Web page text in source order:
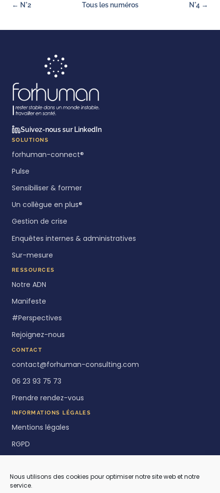
Nous utilisons des cookies pour optimiser notre site web et notre
service.
← N°2 Tous les numéros N°4 →
Suivez-nous sur LinkedIn
SOLUTIONS
forhuman-connect®
Pulse
Sensibiliser & former
Un collègue en plus®
Gestion de crise
Enquêtes internes & administratives
Sur-mesure
RESSOURCES
Notre ADN
Manifeste
#Perspectives
Rejoignez-nous
CONTACT
contact@forhuman-consulting.com
06 23 93 75 73
Prendre rendez-vous
INFORMATIONS LÉGALES
Mentions légales
RGPD